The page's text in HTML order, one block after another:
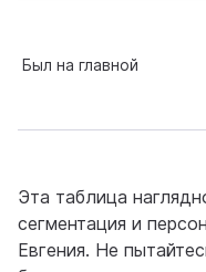
Был на главной
Эта таблица
сегментация и
Евгения. Не